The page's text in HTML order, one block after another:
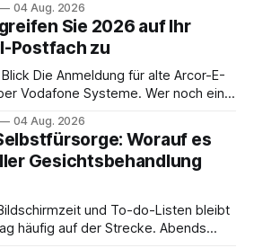
gesamte kommunikation rund um
In diesem Leitfaden
Sie für einen reibungslosen Einstieg
04 Aug. 2026
Sie 2026 auf Ihr
Postfach zu
Arcor-E-
Vodafone Systeme. Wer noch eine
über das Vodafone E-Mail & Cloud
Arcor Login über mail.
04 Aug. 2026
Worauf es
Gesichtsbehandlung
und To-do-Listen bleibt
häufig auf der Strecke. Abends